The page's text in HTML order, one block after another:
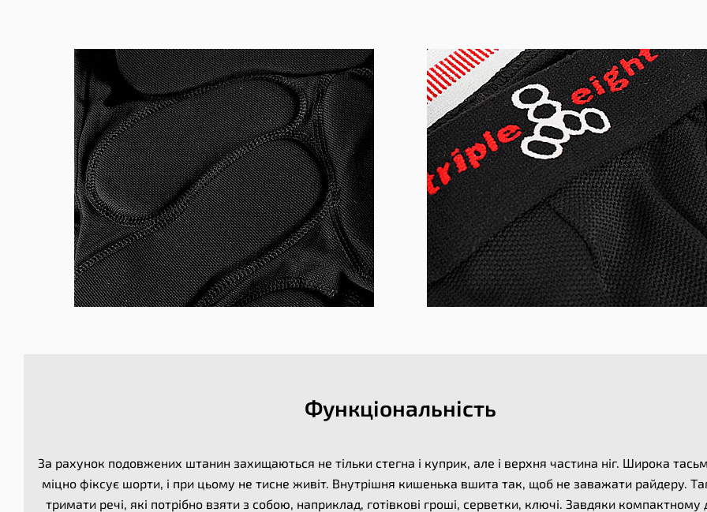
Функціональність
За рахунок подовжених штанин захищаються не тільки стегна і куприк, але і верхня частина ніг. Широка
міцно фіксує шорти, і при цьому не тисне живіт. Внутрішня кишенька вшита так, щоб не заважати райдеру.
тримати речі, які потрібно взяти з собою, наприклад, готівкові гроші, серветки, ключі. Завдяки компактному